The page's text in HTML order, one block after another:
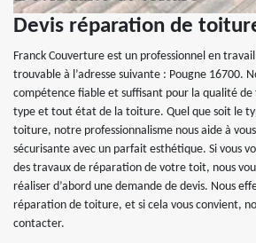
Devis réparation de
Franck Couverture est un professionnel en
trouvable à l’adresse suivante : Pougne 16700.
compétence fiable et suffisant pour la qualité
type et tout état de la toiture. Quel que soit le
toiture, notre professionnalisme nous aide à
sécurisante avec un parfait esthétique. Si vous
des travaux de réparation de votre toit, nous
réaliser d’abord une demande de devis. Nous
réparation de toiture, et si cela vous convient,
contacter.